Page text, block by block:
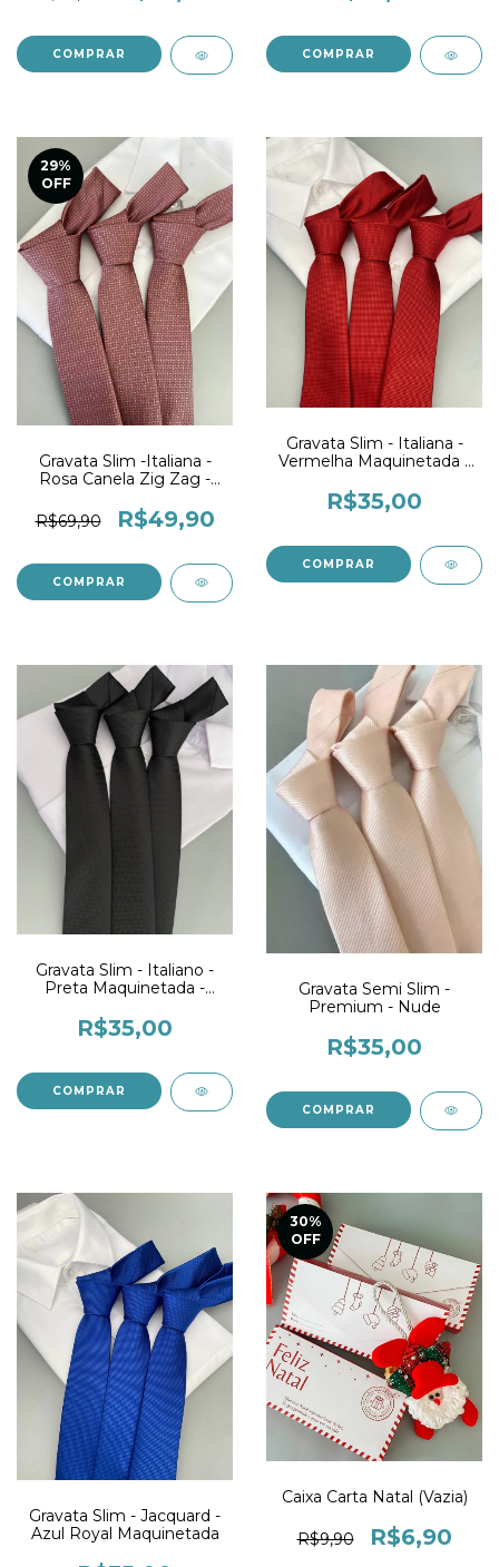
29%
OFF
Gravata Slim -Italiana -
Rosa Canela Zig Zag -
R$69,90
R$49,90
Gravata Slim - Italiana -
Vermelha Maquinetada -
R$35,00
Gravata Slim - Italiano -
Preta Maquinetada -
R$35,00
Gravata Semi Slim -
Premium - Nude
R$35,00
Gravata Slim - Jacquard -
Azul Royal Maquinetada
30%
OFF
Caixa Carta Natal (Vazia)
R$9,90 R$6,90